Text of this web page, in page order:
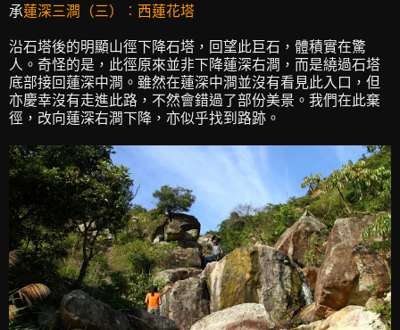
承蓮深三澗（三）︰西蓮花塔
沿石塔後的明顯山徑下降石塔，回望此巨石，體積實在驚
人。奇怪的是，此徑原來並非下降蓮深右澗，而是繞過石塔
底部接回蓮深中澗。雖然在蓮深中澗並沒有看見此入口，但
亦慶幸沒有走進此路，不然會錯過了部份美景。我們在此棄
徑，改向蓮深右澗下降，亦似乎找到路跡。